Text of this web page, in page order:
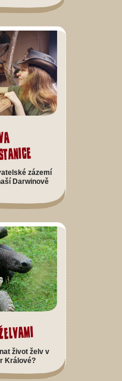
zázemí
Darwinově
život želv v
Králové?